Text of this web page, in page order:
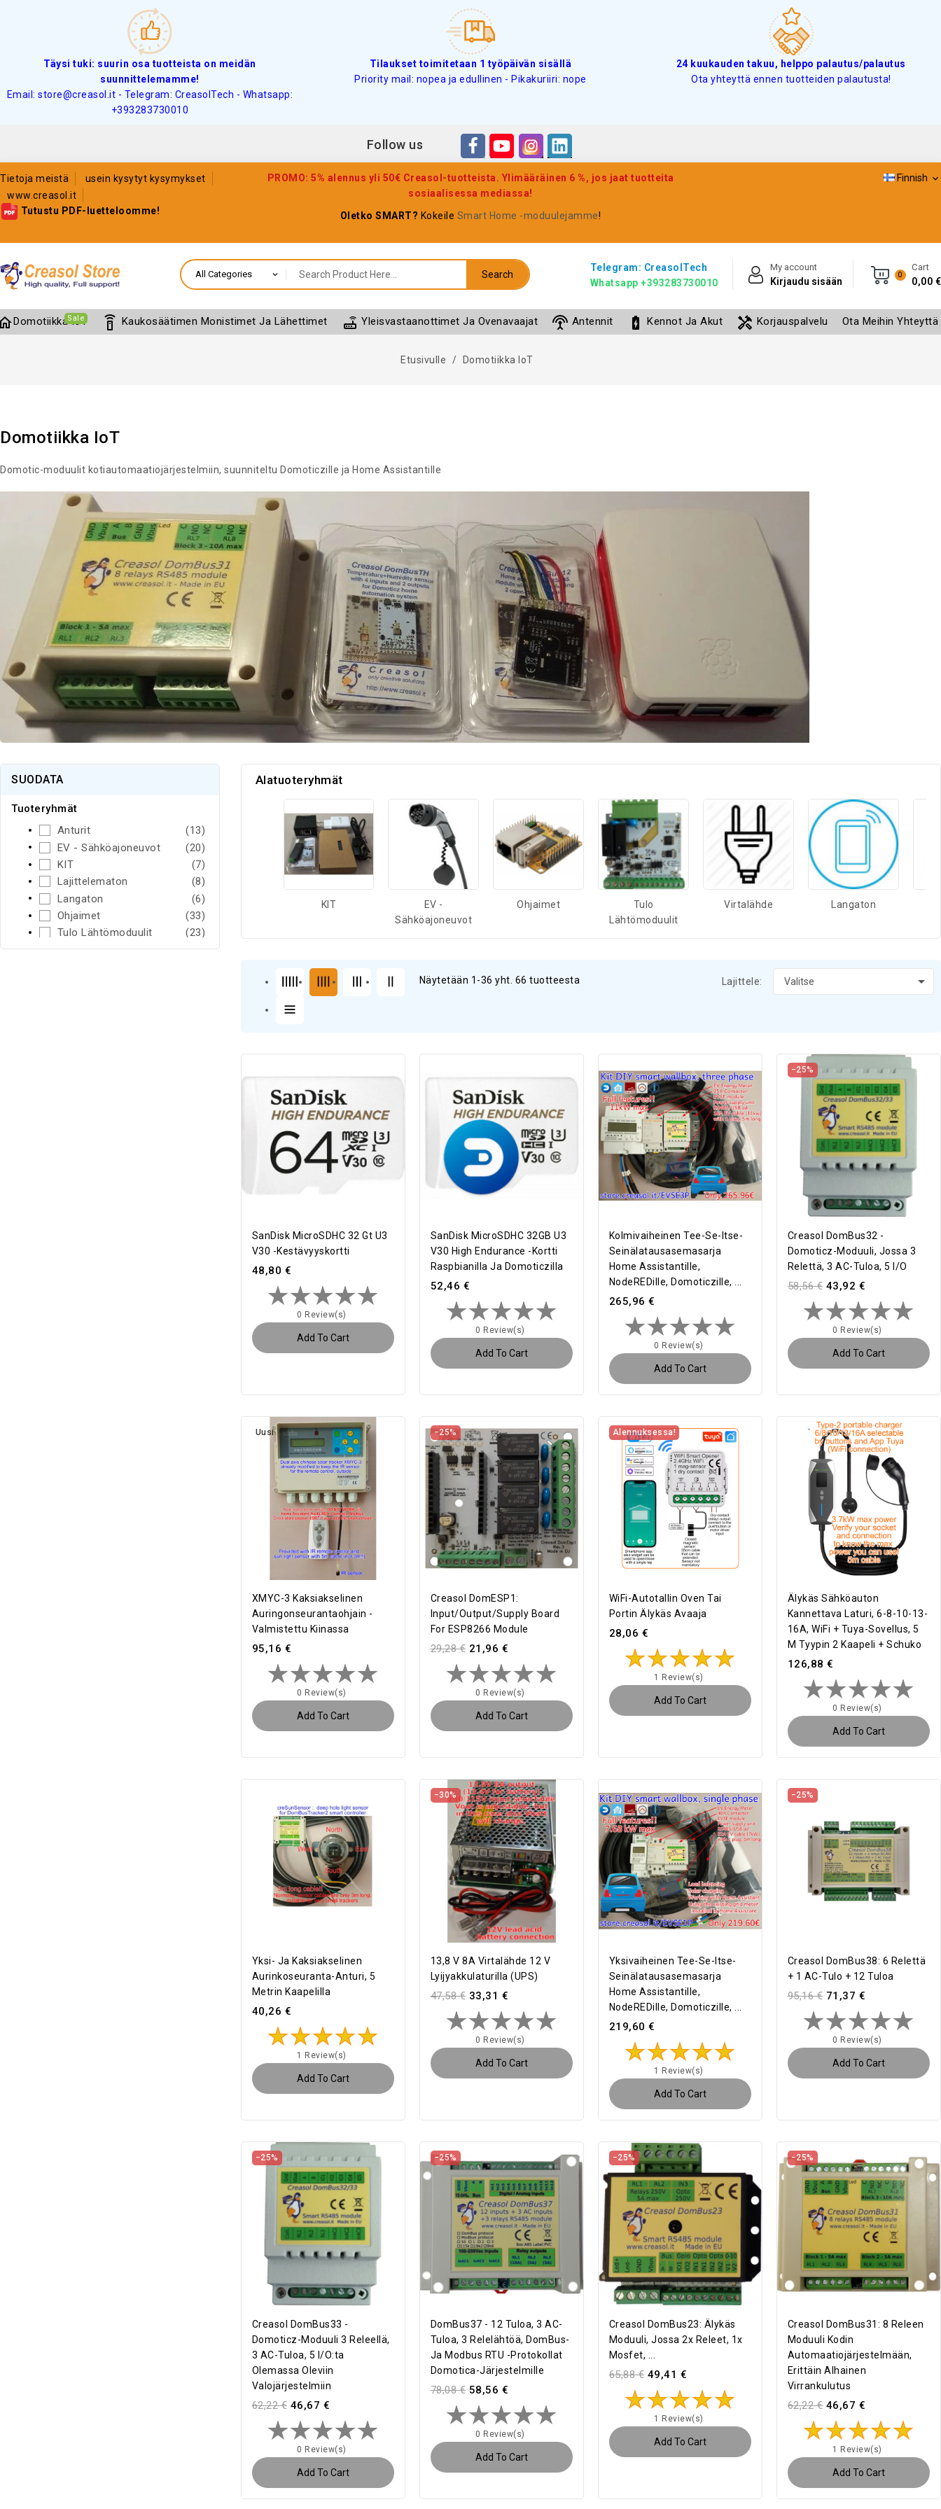
Täysi tuki: suurin osa tuotteista on meidän
suunnittelemamme!
Email: store@creasol.it - Telegram: CreasolTech - Whatsapp:
+393283730010
Tilaukset toimitetaan 1 työpäivän sisällä
Priority mail: nopea ja edullinen - Pikakuriiri: nope
24 kuukauden takuu, helppo palautus/palautus
Ota yhteyttä ennen tuotteiden palautusta!
Follow us
Tietoja meistä
usein kysytyt kysymykset
www.creasol.it
Tutustu PDF-luetteloomme!
PROMO: 5% alennus yli 50€ Creasol-tuotteista. Ylimääräinen 6 %, jos jaat tuotteita
sosiaalisessa mediassa!
Oletko SMART? Kokeile Smart Home -moduulejamme!
Finnish 
0
Cart
0,00 €
My account
Kirjaudu sisään
Telegram: CreasolTech
Whatsapp +393283730010
Search
Domotiikka IoT
Sale settings_remote Kaukosäätimen Monistimet Ja Lähettimet router Yleisvastaanottimet Ja Ovenavaajat settings_input_antenna Antennit battery_charging_full Kennot Ja Akut handyman Korjauspalvelu Ota Meihin Yhteyttä
Etusivulle Domotiikka IoT
Domotiikka IoT
Domotic-moduulit kotiautomaatiojärjestelmiin, suunniteltu Domoticzille ja Home Assistantille
SUODATA
Tuoteryhmät
Anturit
(13)
EV - Sähköajoneuvot
(20)
KIT
(7)
Lajittelematon
(8)
Langaton
(6)
Ohjaimet
(33)
Tulo Lähtömoduulit
(23)
Virtalähde
(21)
Alatuoteryhmät
KIT
EV -
Sähköajoneuvot
Ohjaimet
Tulo
Lähtömoduulit
Virtalähde Langaton
Näytetään 1-36 yht. 66 tuotteesta Lajittele: Valitse 
SanDisk MicroSDHC 32 Gt U3
V30 -kestävyyskortti
48,80 €
0 Review(s)
Add To Cart
SanDisk MicroSDHC 32GB U3
V30 High Endurance -kortti
Raspbianilla Ja Domoticzilla
52,46 €
0 Review(s)
Add To Cart
Kolmivaiheinen Tee-Se-Itse-
Seinälatausasemasarja
Home Assistantille,
NodeREDille, Domoticzille, ...
265,96 €
0 Review(s)
Add To Cart
−25%
Creasol DomBus32 -
Domoticz-Moduuli, Jossa 3
Relettä, 3 AC-Tuloa, 5 I/O
58,56 € 43,92 €
0 Review(s)
Add To Cart
Uusi
XMYC-3 Kaksiakselinen
Auringonseurantaohjain -
Valmistettu Kiinassa
95,16 €
0 Review(s)
Add To Cart
−25%
Creasol DomESP1:
Input/output/supply Board
For ESP8266 Module
29,28 € 21,96 €
0 Review(s)
Add To Cart
Alennuksessa!
WiFi-Autotallin Oven Tai
Portin Älykäs Avaaja
28,06 €
1 Review(s)
Add To Cart
Älykäs Sähköauton
Kannettava Laturi, 6-8-10-13-
16A, WiFi + Tuya-Sovellus, 5
M Tyypin 2 Kaapeli + Schuko
126,88 €
0 Review(s)
Add To Cart
Yksi- Ja Kaksiakselinen
Aurinkoseuranta-Anturi, 5
Metrin Kaapelilla
40,26 €
1 Review(s)
Add To Cart
−30%
13,8 V 8A Virtalähde 12 V
Lyijyakkulaturilla (UPS)
47,58 € 33,31 €
0 Review(s)
Add To Cart
Yksivaiheinen Tee-Se-Itse-
Seinälatausasemasarja
Home Assistantille,
NodeREDille, Domoticzille, ...
219,60 €
1 Review(s)
Add To Cart
−25%
Creasol DomBus38: 6 Relettä
+ 1 AC-Tulo + 12 Tuloa
95,16 € 71,37 €
0 Review(s)
Add To Cart
−25%
Creasol DomBus33 -
Domoticz-Moduuli 3 Releellä,
3 AC-Tuloa, 5 I/O:ta
Olemassa Oleviin
Valojärjestelmiin
62,22 € 46,67 €
0 Review(s)
Add To Cart
−25%
DomBus37 - 12 Tuloa, 3 AC-
Tuloa, 3 Relelähtöä, DomBus-
Ja Modbus RTU -protokollat
Domotica-Järjestelmille
78,08 € 58,56 €
0 Review(s)
Add To Cart
−25%
Creasol DomBus23: Älykäs
Moduuli, Jossa 2x Releet, 1x
Mosfet, ...
65,88 € 49,41 €
1 Review(s)
Add To Cart
−25%
Creasol DomBus31: 8 Releen
Moduuli Kodin
Automaatiojärjestelmään,
Erittäin Alhainen
Virrankulutus
62,22 € 46,67 €
1 Review(s)
Add To Cart